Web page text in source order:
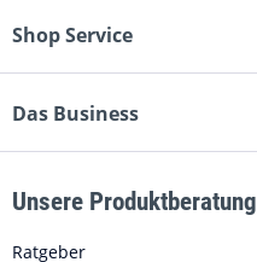
Shop Service
Das Business
Unsere Produktberatung
Ratgeber